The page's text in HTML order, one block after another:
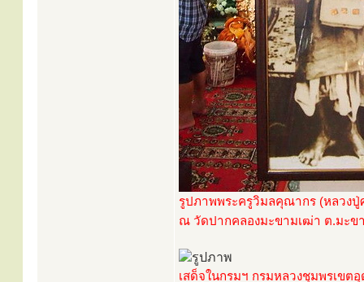
รูปภาพพระครูวิมลคุณากร (หลวงปู่
ณ วัดปากคลองมะขามเฒ่า ต.มะข
เสด็จในกรมฯ กรมหลวงชุมพรเขต